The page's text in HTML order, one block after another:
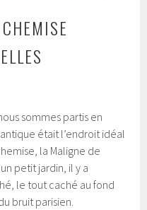
sommes partis en
était l’endroit idéal
la Maligne de
petit jardin, il y a
le tout caché au fond
bruit parisien.